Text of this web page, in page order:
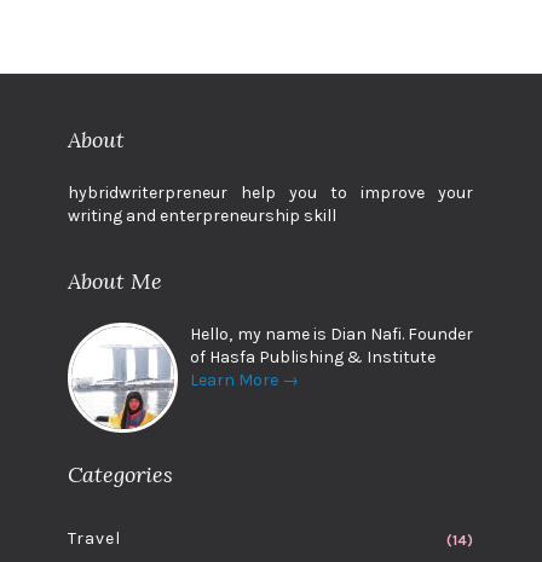
About
hybridwriterpreneur help you to improve your
writing and enterpreneurship skill
About Me
Hello, my name is Dian Nafi. Founder
of Hasfa Publishing & Institute
Learn More →
Categories
Travel (14)